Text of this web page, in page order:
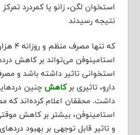
استخوان لگن، زانو یا کمردرد
نتیجه رسیدند
که تنها
استامینوفن می‌تواند بر کاهش
استخوانی تاثیر داشته باشد و
دارو، تاثیری برکاهش چنین
داشت. محققان اعلام کرده‌اند که
استامینوفن، بیشتر بر کاهش
و تاثیر قابل توجهی بر بهبود